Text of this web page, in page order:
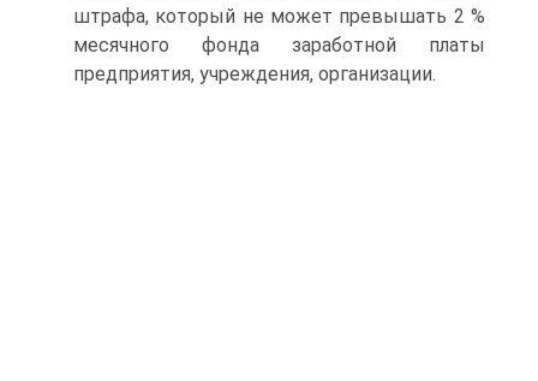
штрафа, который не может превышать 2 %
месячного фонда заработной платы
предприятия, учреждения, организации.